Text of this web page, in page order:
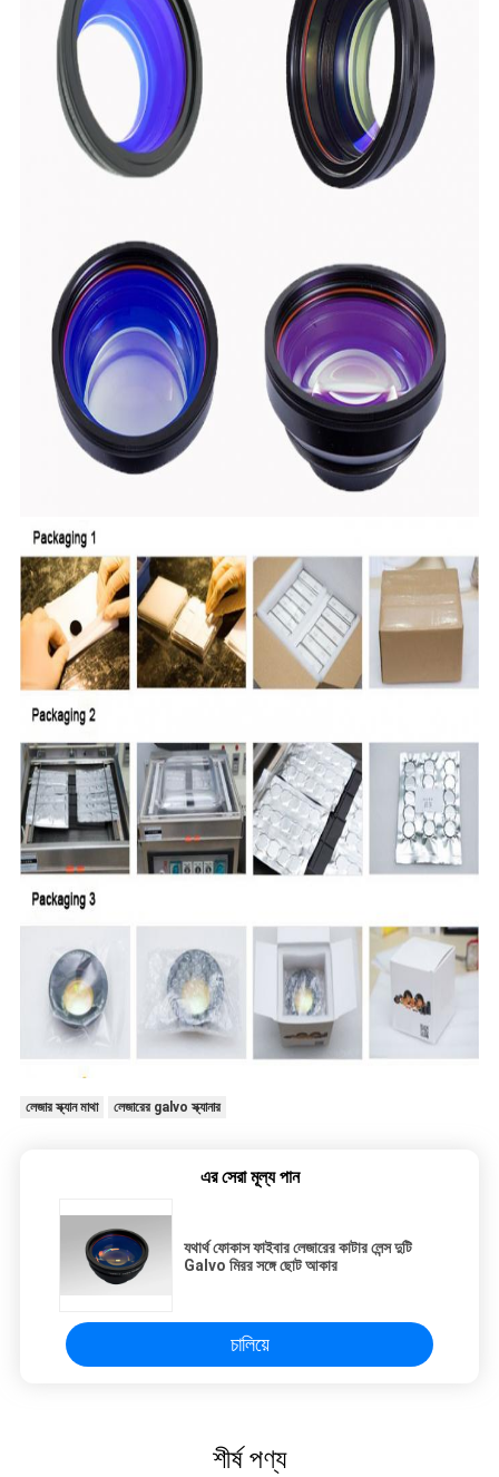
লেজার স্ক্যান মাথা লেজারের galvo স্ক্যানার
এর সেরা মূল্য পান
যথার্থ ফোকাস ফাইবার লেজারের কাটার লেন্স দুটি
Galvo মিরর সঙ্গে ছোট আকার
চালিয়ে
শীর্ষ পণ্য